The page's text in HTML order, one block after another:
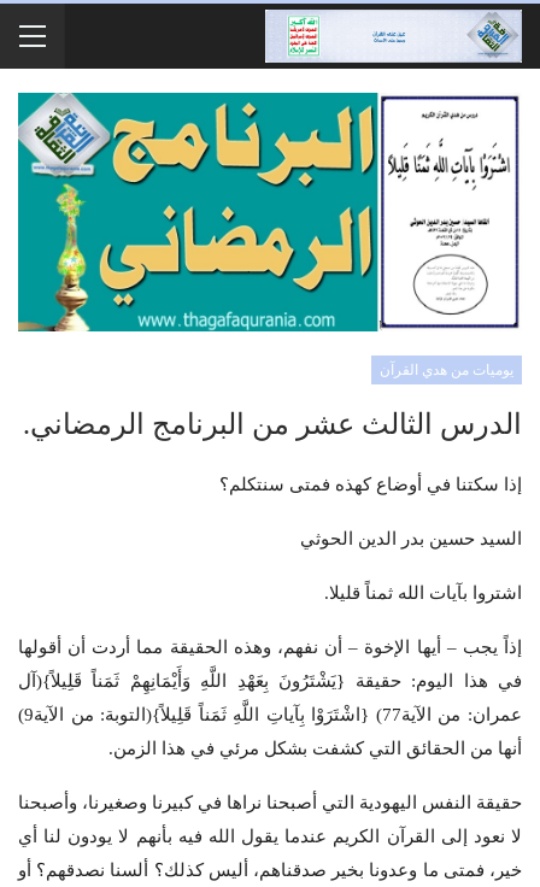
يوميات من هدي القرآن
الدرس الثالث عشر من البرنامج الرمضاني.
إذا سكتنا في أوضاع كهذه فمتى سنتكلم؟
السيد حسين بدر الدين الحوثي
اشتروا بآيات الله ثمناً قليلا.
إذاً يجب – أيها الإخوة – أن نفهم، وهذه الحقيقة مما أردت أن أقولها
في هذا اليوم: حقيقة {يَشْتَرُونَ بِعَهْدِ اللَّهِ وَأَيْمَانِهِمْ ثَمَناً قَلِيلاً}(آل
عمران: من الآية77) {اشْتَرَوْا بِآياتِ اللَّهِ ثَمَناً قَلِيلاً}(التوبة: من الآية9)
أنها من الحقائق التي كشفت بشكل مرئي في هذا الزمن.
حقيقة النفس اليهودية التي أصبحنا نراها في كبيرنا وصغيرنا، وأصبحنا
لا نعود إلى القرآن الكريم عندما يقول الله فيه بأنهم لا يودون لنا أي
خير، فمتى ما وعدونا بخير صدقناهم، أليس كذلك؟ ألسنا نصدقهم؟ أو